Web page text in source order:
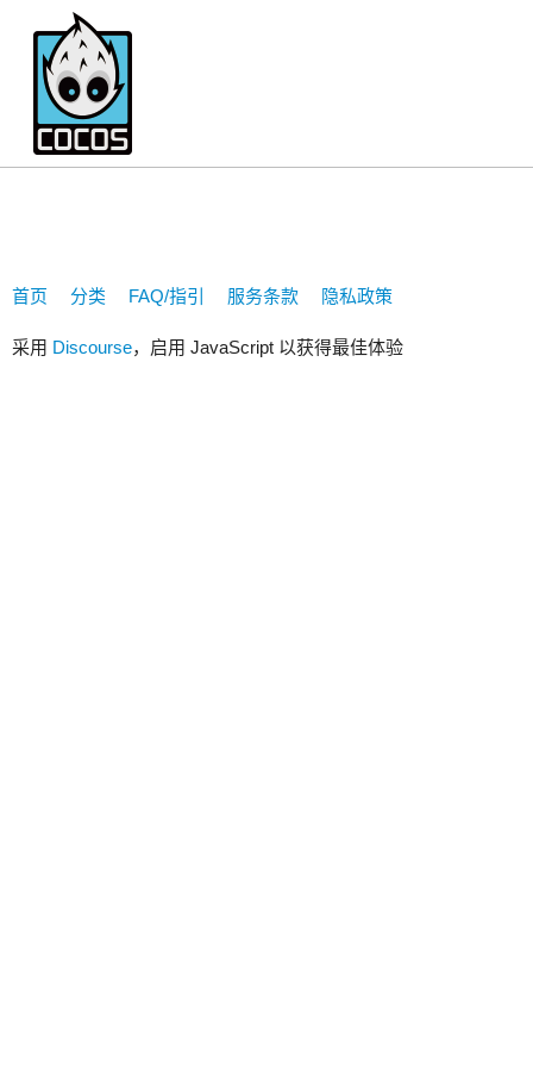
darkeril
首页 分类 FAQ/指引 服务条款 隐私政策
采用 Discourse，启用 JavaScript 以获得最佳体验